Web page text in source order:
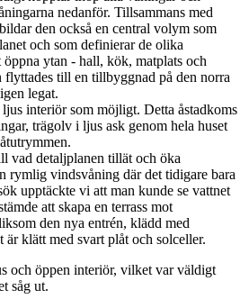
nedanför. Tillsammans med
den också en central volym som
och som definierar de olika
ytan - hall, kök, matplats och
till en tillbyggnad på den norra
legat.
ljus interiör som möjligt. Detta åstadkoms
trägolv i ljus ask genom hela huset
vad detaljplanen tillät och öka
rymlig vindsvåning där det tidigare bara
upptäckte vi att man kunde se vattnet
att skapa en terrass mot
den nya entrén, klädd med
är klätt med svart plåt och solceller.
och öppen interiör, vilket var väldigt
såg ut.